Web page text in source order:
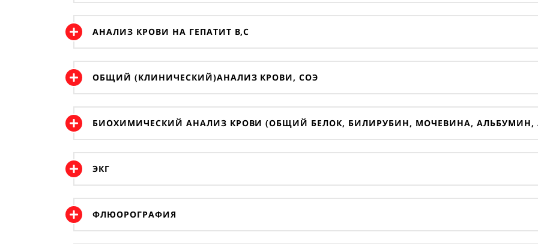
АНАЛИЗ КРОВИ НА ГЕПАТИТ В,С
ОБЩИЙ (КЛИНИЧЕСКИЙ)АНАЛИЗ КРОВИ, СОЭ
БИОХИМИЧЕСКИЙ АНАЛИЗ КРОВИ (ОБЩИЙ БЕЛОК, БИЛИРУБИН, МОЧЕВИНА, АЛЬБУМИН,
ЭКГ
ФЛЮОРОГРАФИЯ